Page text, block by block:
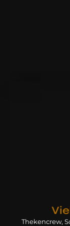
Thekencrew,